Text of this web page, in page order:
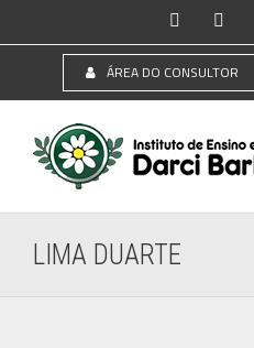
para
conteúdo
Instagram
ÁREA DO CONSULTOR
LIMA DUARTE